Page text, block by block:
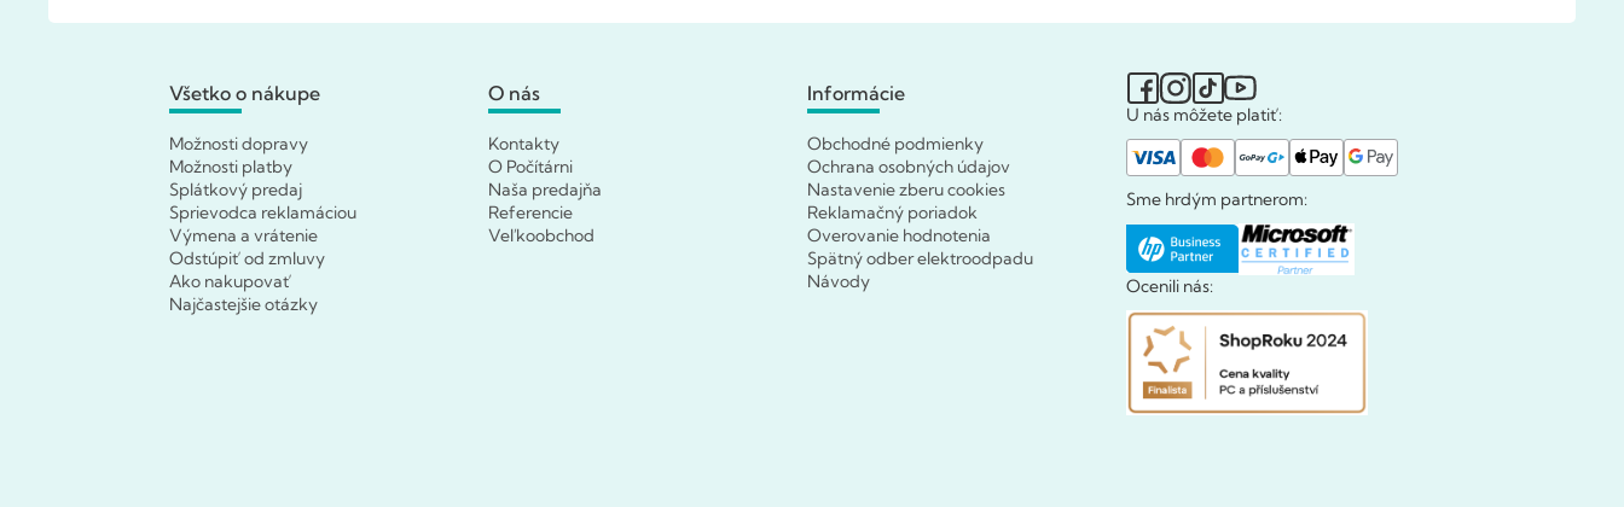
Všetko o nákupe
Možnosti dopravy
Možnosti platby
Splátkový predaj
Sprievodca reklamáciou
Výmena a vrátenie
Odstúpiť od zmluvy
Ako nakupovať
Najčastejšie otázky
O nás
Kontakty
O Počítárni
Naša predajňa
Referencie
Veľkoobchod
Informácie
Obchodné podmienky
Ochrana osobných údajov
Nastavenie zberu cookies
Reklamačný poriadok
Overovanie hodnotenia
Spätný odber elektroodpadu
Návody
U nás môžete platiť:
Sme hrdým partnerom:
Ocenili nás: